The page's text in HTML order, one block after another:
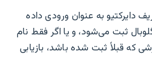
دایرکتیو به عنوان ورودی داده
ثبت می‌شود، و یا اگر فقط نام
که قبلاً ثبت شده باشد، بازیابی